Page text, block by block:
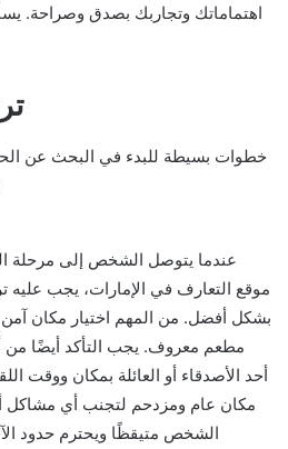
اهتماماتك وتجاربك بصدق وصراحة.
عندما يتوصل الشخص إلى مرحلة
موقع التعارف في الإمارات، يجب عليه
بشكل أفضل. من المهم اختيار مكان
مطعم معروف. يجب التأكد أيضًا من
أحد الأصدقاء أو العائلة بمكان ووقت
مكان عام ومزدحم لتجنب أي مشاكل
الشخص متيقظًا ويحترم حدود